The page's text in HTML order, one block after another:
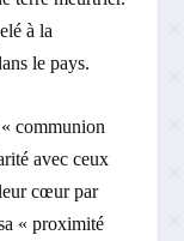
à la
le pays.
communion
avec ceux
cœur par
« proximité